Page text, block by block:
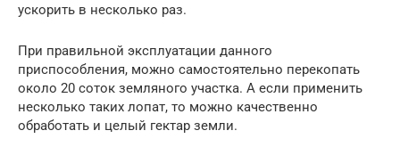
ускорить в несколько раз.
При правильной эксплуатации данного
приспособления, можно самостоятельно перекопать
около 20 соток земляного участка. А если применить
несколько таких лопат, то можно качественно
обработать и целый гектар земли.